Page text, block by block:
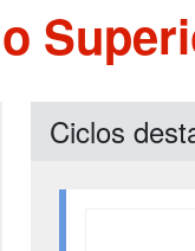
Ciclos